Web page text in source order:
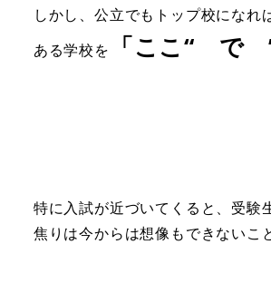
しかし、公立でもトップ校にな
ある学校を
「ここ“ で
特に入試が近づいてくると、受験
焦りは今からは想像もできないこ